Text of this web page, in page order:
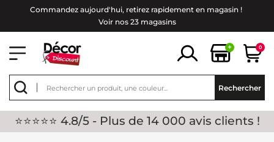
Commandez aujourd'hui, retirez rapidement en magasin !
Voir nos 23 magasins
+ 0
Rechercher
⭐⭐⭐⭐⭐ 4.8/5 - Plus de 14 000 avis clients !